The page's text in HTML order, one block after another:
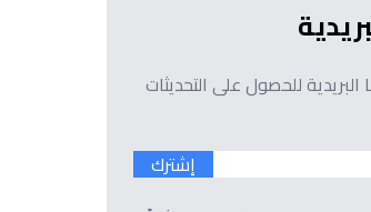
للحصول على التحديثات
إشترك